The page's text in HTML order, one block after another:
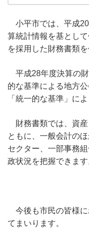
小平市では、平成
算統計情報を基とし
を採用した財務書類
平成28年度決算の
的な基準による地方
「統一的な基準」に
財務書類では、資産
ともに、一般会計の
セクター、一部事務
政状況を把握できます
今後も市民の皆様に
てまいります。